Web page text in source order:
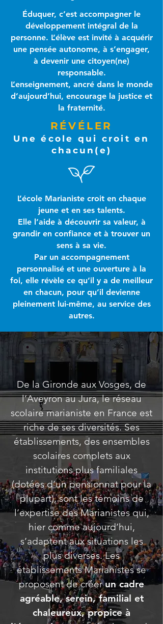
Éduquer, c’est accompagner le
développement intégral de la
personne. L’élève est invité à acquérir
une pensée autonome, à s’engager,
à devenir une citoyen(ne)
responsable.
L’enseignement, ancré dans le monde
d’aujourd’hui, encourage la justice et
la fraternité.
RÉVÉLER
Une école qui croit en
chacun(e)
L’école Marianiste croit en chaque
jeune et en ses talents.
Elle l’aide à découvrir sa valeur, à
grandir en confiance et à trouver un
sens à sa vie.
Par un accompagnement
personnalisé et une ouverture à la
foi, elle révèle ce qu’il y a de meilleur
en chacun, pour qu’il devienne
pleinement lui-même, au service des
autres.
Une école française
De la Gironde aux Vosges, de
l’Aveyron au Jura, le réseau
scolaire marianiste en France est
riche de ses diversités. Ses
établissements, des ensembles
scolaires complets aux
institutions plus familiales
(dotées d’un pensionnat pour la
plupart), sont les témoins de
l’expertise des Marianistes qui,
hier comme aujourd’hui,
s’adaptent aux situations les
plus diverses. Les
établissements Marianistes se
proposent de créerun cadre
agréable, serein, familial et
chaleureux, propice à